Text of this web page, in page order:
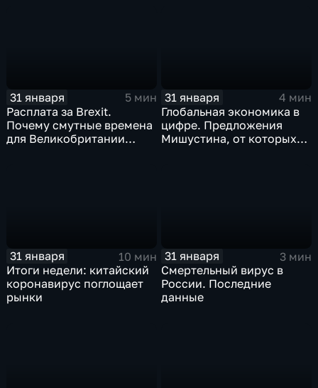
31 января
5 мин
Расплата за Brexit.
Почему смутные времена
для Великобритании
31 января
4 мин
Глобальная экономика в
цифре. Предложения
Мишустина, от которых
31 января
10 мин
Итоги недели: китайский
коронавирус поглощает
рынки
31 января
3 мин
Смертельный вирус в
России. Последние
данные